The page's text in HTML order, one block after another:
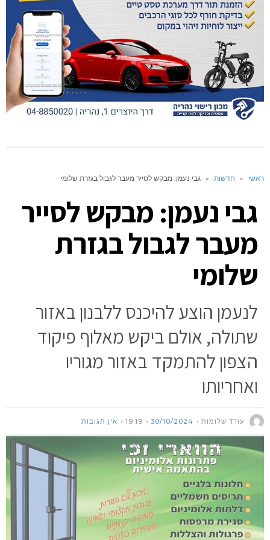
ראשי » חדשות » גבי נעמן: מבקש לסייר מעבר לגבול בגזרת שלומי
גבי נעמן: מבקש לסייר
מעבר לגבול בגזרת
שלומי
לנעמן הוצע להיכנס ללבנון באזור
שתולה, אולם ביקש מאלוף פיקוד
הצפון להתמקד באזור מגוריו
ואחריותו
עודד שלומות 30/10/2024
19:19 אין תגובות